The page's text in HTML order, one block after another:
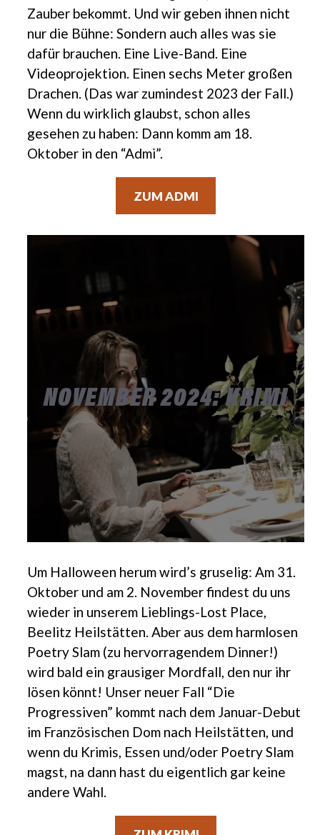
Zauber bekommt. Und wir geben ihnen nicht
nur die Bühne: Sondern auch alles was sie
dafür brauchen. Eine Live-Band. Eine
Videoprojektion. Einen sechs Meter großen
Drachen. (Das war zumindest 2023 der Fall.)
Wenn du wirklich glaubst, schon alles
gesehen zu haben: Dann komm am 18.
Oktober in den “Admi”.
ZUM ADMI
NOVEMBER 2024: KRIMI
Um Halloween herum wird’s gruselig: Am 31.
Oktober und am 2. November findest du uns
wieder in unserem Lieblings-Lost Place,
Beelitz Heilstätten. Aber aus dem harmlosen
Poetry Slam (zu hervorragendem Dinner!)
wird bald ein grausiger Mordfall, den nur ihr
lösen könnt! Unser neuer Fall “Die
Progressiven” kommt nach dem Januar-Debut
im Französischen Dom nach Heilstätten, und
wenn du Krimis, Essen und/oder Poetry Slam
magst, na dann hast du eigentlich gar keine
andere Wahl.